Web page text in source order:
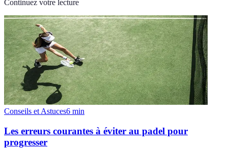
Continuez votre lecture
Conseils et Astuces6 min
Les erreurs courantes à éviter au padel pour
progresser